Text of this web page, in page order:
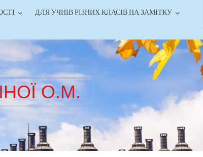
ДЛЯ УЧНІВ РІЗНИХ КЛАСІВ НА ЗАМІТКУ
О.М.